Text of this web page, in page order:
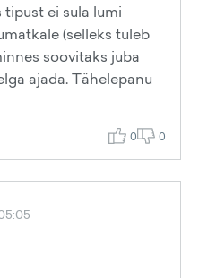
tipust ei sula lumi
(selleks tuleb
soovitaks juba
ajada. Tähelepanu
0 0